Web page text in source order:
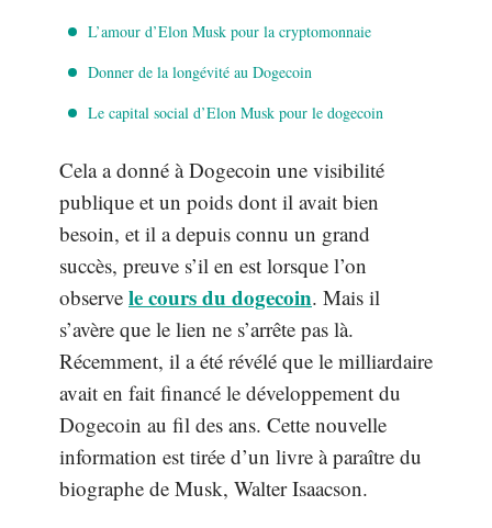
L’amour d’Elon Musk pour la cryptomonnaie
Donner de la longévité au Dogecoin
Le capital social d’Elon Musk pour le dogecoin
Cela a donné à Dogecoin une visibilité
publique et un poids dont il avait bien
besoin, et il a depuis connu un grand
succès, preuve s’il en est lorsque l’on
observe le cours du dogecoin. Mais il
s’avère que le lien ne s’arrête pas là.
Récemment, il a été révélé que le milliardaire
avait en fait financé le développement du
Dogecoin au fil des ans. Cette nouvelle
information est tirée d’un livre à paraître du
biographe de Musk, Walter Isaacson.